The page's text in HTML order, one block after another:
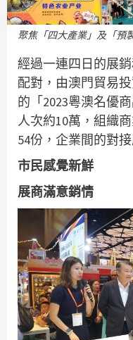
聚焦「四大產業」及「預
經過一連四日的展
配對，由澳門貿易
的「2023粵澳名優
人次約10萬，組織
54份，企業間的對
市民感覺新鮮
展商滿意銷情